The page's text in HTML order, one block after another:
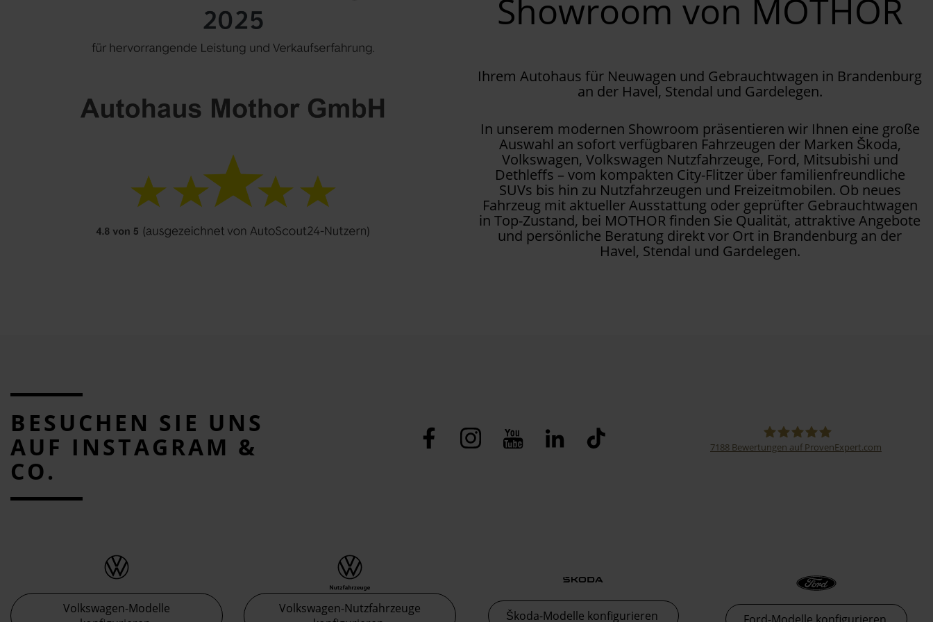
Showroom von MOTHOR
Ihrem Autohaus für Neuwagen und Gebrauchtwagen in Brandenburg
an der Havel, Stendal und Gardelegen.
In unserem modernen Showroom präsentieren wir Ihnen eine große
Auswahl an sofort verfügbaren Fahrzeugen der Marken Škoda,
Volkswagen, Volkswagen Nutzfahrzeuge, Ford, Mitsubishi und
Dethleffs – vom kompakten City-Flitzer über familienfreundliche
SUVs bis hin zu Nutzfahrzeugen und Freizeitmobilen. Ob neues
Fahrzeug mit aktueller Ausstattung oder geprüfter Gebrauchtwagen
in Top-Zustand, bei MOTHOR finden Sie Qualität, attraktive Angebote
und persönliche Beratung direkt vor Ort in Brandenburg an der
Havel, Stendal und Gardelegen.
BESUCHEN SIE UNS
AUF INSTAGRAM &
CO.
7188 Bewertungen auf ProvenExpert.com
Volkswagen-Modelle
Volkswagen-Nutzfahrzeuge
Škoda-Modelle konfigurieren